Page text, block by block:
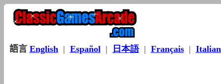
語言 English| Español| 日本語| Français|